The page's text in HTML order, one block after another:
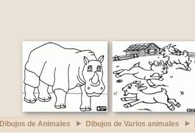
Dibujos de Animales Dibujos de Varios animales